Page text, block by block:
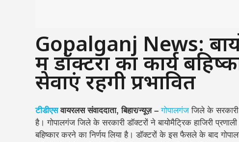
Gopalganj News:
में डॉक्टरों का कार्य
सेवाएं रहेंगी प्रभावित
टीडीएसवायरलस संवाददाता, बिहार/न्यूज़ – गोपालगंजजिले के सरकारी
है। गोपालगंज जिले के सरकारी डॉक्टरों ने बायोमैट्रिक हाजिरी
बहिष्कार करने का निर्णय लिया है। डॉक्टरों के इस फैसले के बाद